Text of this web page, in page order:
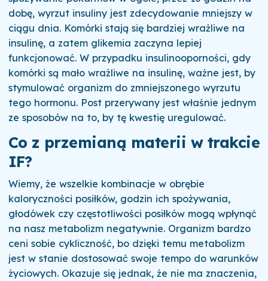
dobę, wyrzut insuliny jest zdecydowanie mniejszy w
ciągu dnia. Komórki stają się bardziej wrażliwe na
insulinę, a zatem glikemia zaczyna lepiej
funkcjonować. W przypadku insulinooporności, gdy
komórki są mało wrażliwe na insulinę, ważne jest, by
stymulować organizm do zmniejszonego wyrzutu
tego hormonu. Post przerywany jest właśnie jednym
ze sposobów na to, by tę kwestię uregulować.
Co z przemianą materii w trakcie
IF?
Wiemy, że wszelkie kombinacje w obrębie
kaloryczności posiłków, godzin ich spożywania,
głodówek czy częstotliwości posiłków mogą wpłynąć
na nasz metabolizm negatywnie. Organizm bardzo
ceni sobie cykliczność, bo dzięki temu metabolizm
jest w stanie dostosować swoje tempo do warunków
życiowych. Okazuje się jednak, że nie ma znaczenia,